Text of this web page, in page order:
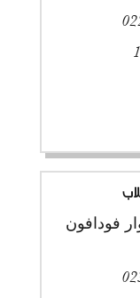
فودافون